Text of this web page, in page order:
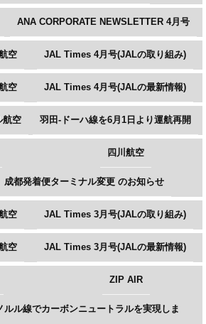
ANA CORPORATE NEWSLETTER 4月号
空 JAL Times 4月号(JALの取り組み)
空 JAL Times 4月号(JALの最新情報)
航空 羽田-ドーハ線を6月1日より運航再開
四川航空
都発着便ターミナル変更 のお知らせ
空 JAL Times 3月号(JALの取り組み)
空 JAL Times 3月号(JALの最新情報)
ZIP AIR
ルル線でカーボンニュートラルを実現しま